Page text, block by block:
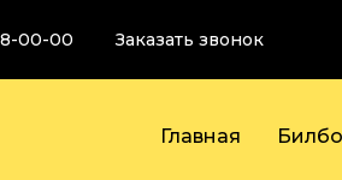
00-00 Заказать звонок
Главная